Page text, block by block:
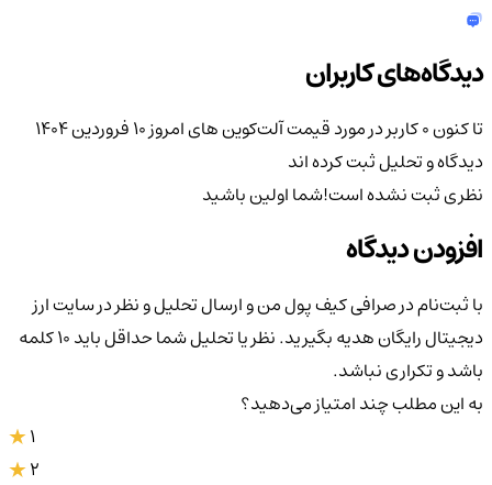
دیدگاه‌های کاربران
تا کنون 0 کاربر در مورد
قیمت آلت‌کوین های امروز ۱۰ فروردین ۱۴۰۴
دیدگاه و تحلیل ثبت کرده اند
نظری ثبت نشده است!شما اولین باشید
افزودن دیدگاه
با ثبت‌نام در صرافی کیف پول من و ارسال تحلیل و نظر در سایت ارز
دیجیتال رایگان هدیه بگیرید. نظر یا تحلیل شما حداقل باید ۱۰ کلمه
باشد و تکراری نباشد.
به این مطلب چند امتیاز می‌دهید؟